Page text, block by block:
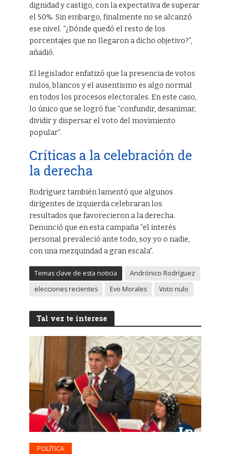
dignidad y castigo, con la expectativa de superar
el 50%. Sin embargo, finalmente no se alcanzó
ese nivel. “¿Dónde quedó el resto de los
porcentajes que no llegaron a dicho objetivo?”,
añadió.
El legislador enfatizó que la presencia de votos
nulos, blancos y el ausentismo es algo normal
en todos los procesos electorales. En este caso,
lo único que se logró fue “confundir, desanimar,
dividir y dispersar el voto del movimiento
popular”.
Críticas a la celebración de
la derecha
Rodríguez también lamentó que algunos
dirigentes de izquierda celebraran los
resultados que favorecieron a la derecha.
Denunció que en esta campaña “el interés
personal prevaleció ante todo, soy yo o nadie,
con una mezquindad a gran escala”.
Temas clave de esta noticia
Andrónico Rodríguez
elecciones recientes
Evo Morales Voto nulo
Tal vez te interese
POLÍTICA